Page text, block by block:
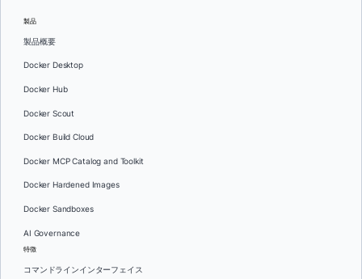
製品
製品概要
Docker Desktop
Docker Hub
Docker Scout
Docker Build Cloud
Docker MCP Catalog and Toolkit
Docker Hardened Images
Docker Sandboxes
AI Governance
特徴
コマンドラインインターフェイス